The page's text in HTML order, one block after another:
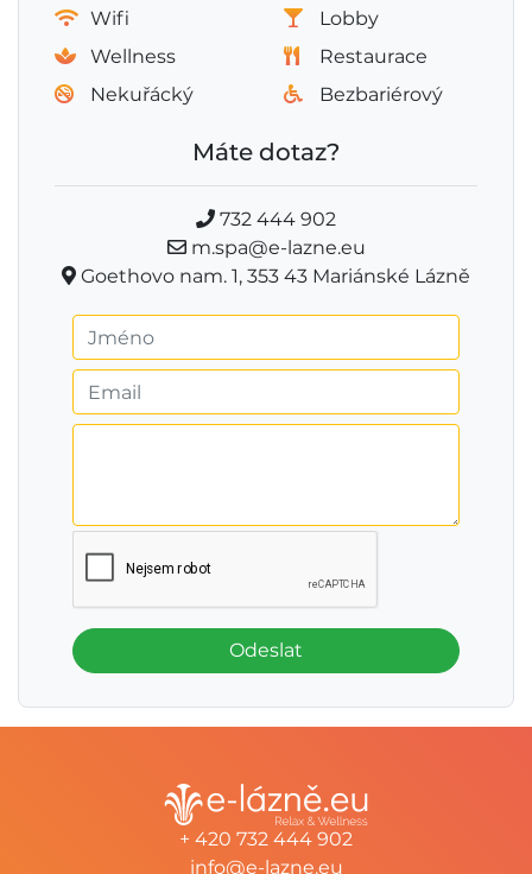
Wifi
Lobby
Wellness
Restaurace
Nekuřácký
Bezbariérový
Máte dotaz?
732 444 902
m.spa@e-lazne.eu
Goethovo nam. 1, 353 43 Mariánské Lázně
Odeslat
+ 420 732 444 902
info@e-lazne.eu